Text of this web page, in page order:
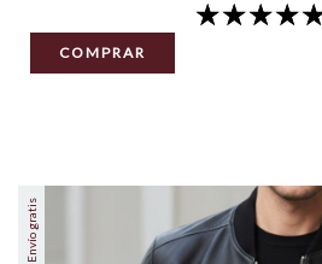
COMPRAR
Envío gratis